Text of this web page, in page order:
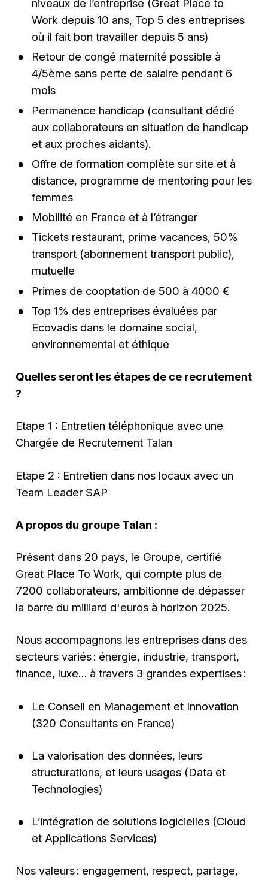
niveaux de l’entreprise (Great Place to
Work depuis 10 ans, Top 5 des entreprises
où il fait bon travailler depuis 5 ans)
Retour de congé maternité possible à
4/5ème sans perte de salaire pendant 6
mois
Permanence handicap (consultant dédié
aux collaborateurs en situation de handicap
et aux proches aidants).
Offre de formation complète sur site et à
distance, programme de mentoring pour les
femmes
Mobilité en France et à l’étranger
Tickets restaurant, prime vacances, 50%
transport (abonnement transport public),
mutuelle
Primes de cooptation de 500 à 4000 €
Top 1% des entreprises évaluées par
Ecovadis dans le domaine social,
environnemental et éthique
Quelles seront les étapes de ce recrutement
?
Etape 1 : Entretien téléphonique avec une
Chargée de Recrutement Talan
Etape 2 : Entretien dans nos locaux avec un
Team Leader SAP
A propos du groupe Talan :
Présent dans 20 pays, le Groupe, certifié
Great Place To Work, qui compte plus de
7200 collaborateurs, ambitionne de dépasser
la barre du milliard d'euros à horizon 2025.
Nous accompagnons les entreprises dans des
secteurs variés : énergie, industrie, transport,
finance, luxe… à travers 3 grandes expertises :
Le Conseil en Management et Innovation
(320 Consultants en France)
La valorisation des données, leurs
structurations, et leurs usages (Data et
Technologies)
L’intégration de solutions logicielles (Cloud
et Applications Services)
Nos valeurs : engagement, respect, partage,